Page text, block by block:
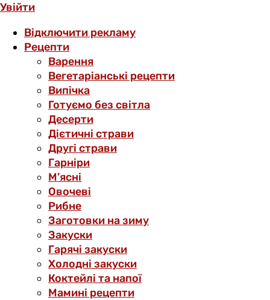
Увійти
Відключити рекламу
Рецепти
Варення
Вегетаріанські рецепти
Випічка
Готуємо без світла
Десерти
Дієтичні страви
Другі страви
Гарніри
М’ясні
Овочеві
Рибне
Заготовки на зиму
Закуски
Гарячі закуски
Холодні закуски
Коктейлі та напої
Мамині рецепти